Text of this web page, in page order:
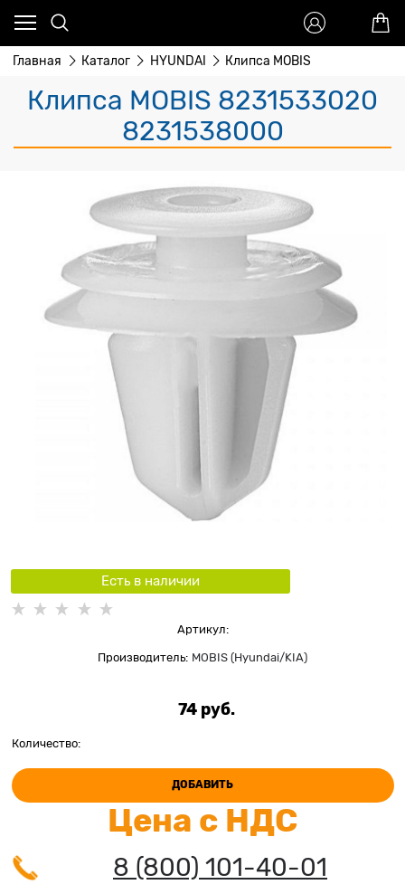
Главная Каталог HYUNDAI Клипса MOBIS
Клипса MOBIS 8231533020
8231538000
Есть в наличии
Артикул:
Производитель: MOBIS (Hyundai/KIA)
74 руб.
Количество:
ДОБАВИТЬ
Цена с НДС
8 (800) 101-40-01